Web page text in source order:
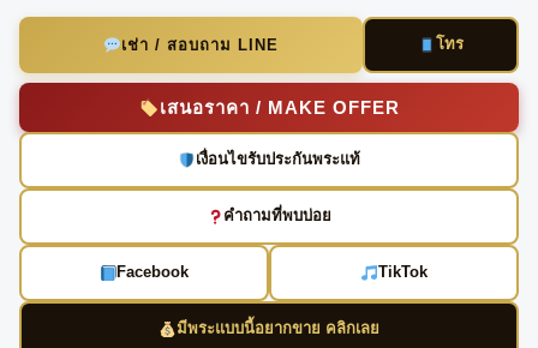
เช่า / สอบถาม LINE โทร
เสนอราคา / MAKE OFFER
เงื่อนไขรับประกันพระแท้
คำถามที่พบบ่อย
Facebook TikTok
มีพระแบบนี้อยากขาย คลิกเลย